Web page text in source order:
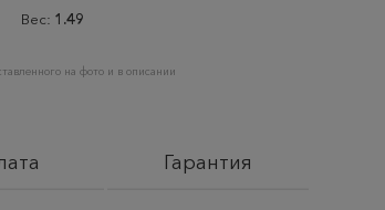
Вес: 1.49
на фото и в описании
Гарантия